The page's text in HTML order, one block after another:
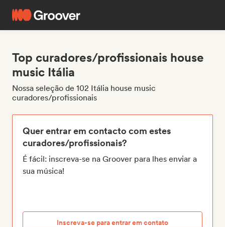
Top curadores/profissionais house
music Itália
Nossa seleção de 102 Itália house music
curadores/profissionais
Quer entrar em contacto com estes
curadores/profissionais?
É fácil: inscreva-se na Groover para lhes enviar a
sua música!
Inscreva-se para entrar em contato